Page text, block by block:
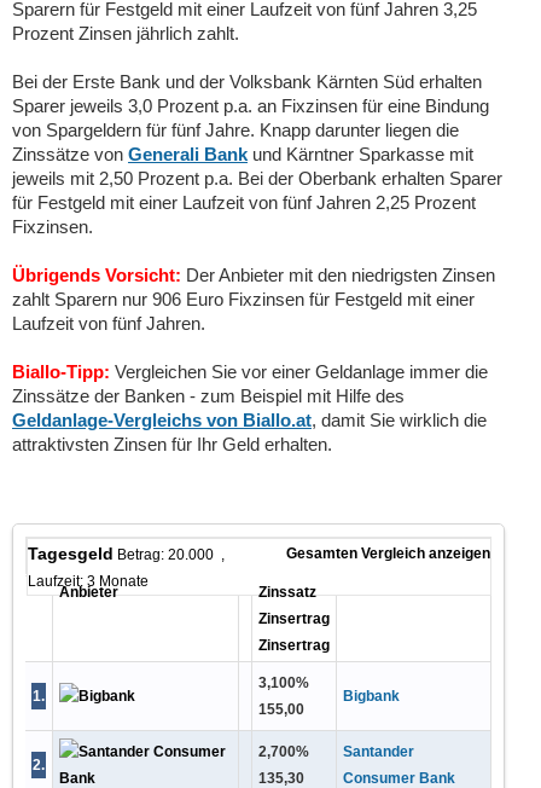
Sparern für Festgeld mit einer Laufzeit von fünf Jahren 3,25
Prozent Zinsen jährlich zahlt.
Bei der Erste Bank und der Volksbank Kärnten Süd erhalten
Sparer jeweils 3,0 Prozent p.a. an Fixzinsen für eine Bindung
von Spargeldern für fünf Jahre. Knapp darunter liegen die
Zinssätze von Generali Bank und Kärntner Sparkasse mit
jeweils mit 2,50 Prozent p.a. Bei der Oberbank erhalten Sparer
für Festgeld mit einer Laufzeit von fünf Jahren 2,25 Prozent
Fixzinsen.
Übrigends Vorsicht: Der Anbieter mit den niedrigsten Zinsen
zahlt Sparern nur 906 Euro Fixzinsen für Festgeld mit einer
Laufzeit von fünf Jahren.
Biallo-Tipp: Vergleichen Sie vor einer Geldanlage immer die
Zinssätze der Banken - zum Beispiel mit Hilfe des
Geldanlage-Vergleichs von Biallo.at, damit Sie wirklich die
attraktivsten Zinsen für Ihr Geld erhalten.
Gesamten Vergleich anzeigen
Tagesgeld Betrag: 20.000 ,
Laufzeit: 3 Monate
Anbieter
Zinssatz
Zinsertrag
Zinsertrag
1.
3,100%
155,00
Bigbank
2.
2,700%
135,30
Santander
Consumer Bank